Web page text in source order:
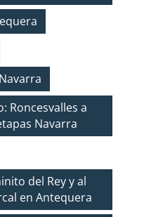
Roncesvalles a
Navarra
del Rey y al
en Antequera